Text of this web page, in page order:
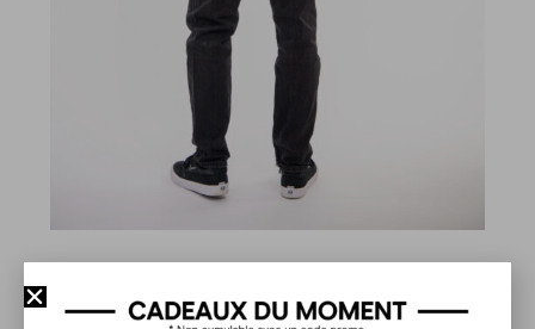
Fabriqué à partir de coton biologique et